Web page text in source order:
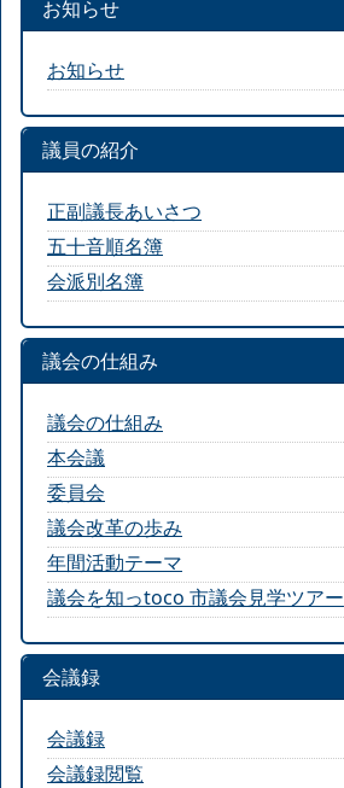
お知らせ
お知らせ
議員の紹介
正副議長あいさつ
五十音順名簿
会派別名簿
議会の仕組み
議会の仕組み
本会議
委員会
議会改革の歩み
年間活動テーマ
議会を知っtoco 市議会見学ツアー
会議録
会議録
会議録閲覧